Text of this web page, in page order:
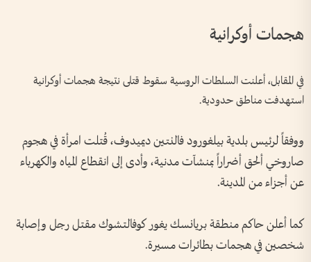
هجمات أوكرانية
في المقابل، أعلنت السلطات الروسية سقوط قتلى نتيجة هجمات أوكرانية
استهدفت مناطق حدودية.
ووفقاً لرئيس بلدية بيلغورود فالنتين ديميدوف، قُتلت امرأة في هجوم
صاروخي ألحق أضراراً بمنشآت مدنية، وأدى إلى انقطاع المياه والكهرباء
عن أجزاء من المدينة.
كما أعلن حاكم منطقة بريانسك يغور كوفالتشوك مقتل رجل وإصابة
شخصين في هجمات بطائرات مسيرة.